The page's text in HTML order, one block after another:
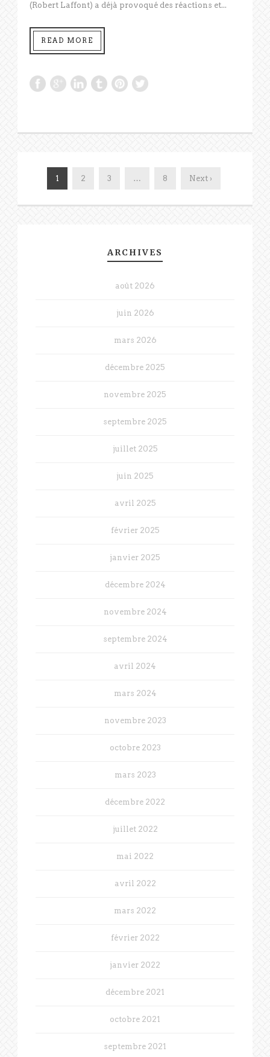
(Robert Laffont) a déjà provoqué des réactions et...
READ MORE
1 2 3 … 8 Next ›
ARCHIVES
août 2026
juin 2026
mars 2026
décembre 2025
novembre 2025
septembre 2025
juillet 2025
juin 2025
avril 2025
février 2025
janvier 2025
décembre 2024
novembre 2024
septembre 2024
avril 2024
mars 2024
novembre 2023
octobre 2023
mars 2023
décembre 2022
juillet 2022
mai 2022
avril 2022
mars 2022
février 2022
janvier 2022
décembre 2021
octobre 2021
septembre 2021